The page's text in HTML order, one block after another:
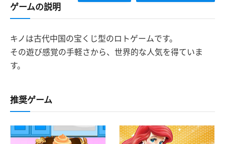
ゲームの説明
キノは古代中国の宝くじ型のロトゲームです。
その遊び感覚の手軽さから、世界的な人気を得ていま
す。
推奨ゲーム